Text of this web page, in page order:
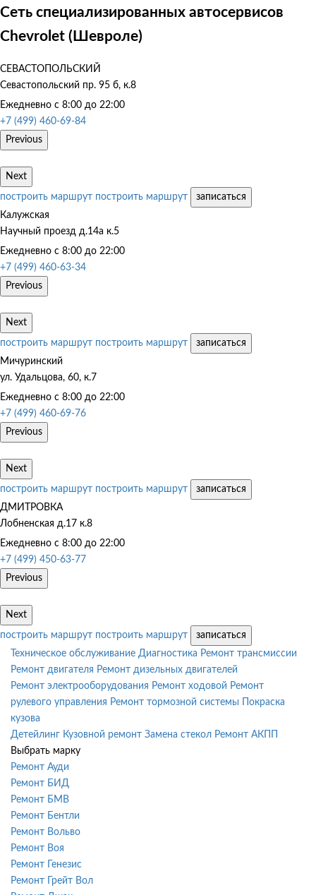
Сеть специализированных автосервисов
Chevrolet (Шевроле)
СЕВАСТОПОЛЬСКИЙ
Севастопольский пр. 95 б, к.8
Ежедневно с 8:00 до 22:00
+7 (499) 460-69-84
Previous
Next
построить маршрут построить маршрут
записаться
Калужская
Научный проезд д.14а к.5
Ежедневно с 8:00 до 22:00
+7 (499) 460-63-34
Previous
Next
построить маршрут построить маршрут
записаться
Мичуринский
ул. Удальцова, 60, к.7
Ежедневно с 8:00 до 22:00
+7 (499) 460-69-76
Previous
Next
построить маршрут построить маршрут
записаться
ДМИТРОВКА
Лобненская д.17 к.8
Ежедневно с 8:00 до 22:00
+7 (499) 450-63-77
Previous
Next
построить маршрут построить маршрут
записаться
Техническое обслуживание Диагностика Ремонт трансмиссии
Ремонт двигателя Ремонт дизельных двигателей
Ремонт электрооборудования Ремонт ходовой Ремонт
рулевого управления Ремонт тормозной системы
Покраска
кузова
Детейлинг Кузовной ремонт Замена стекол Ремонт АКПП
Выбрать марку
Ремонт Ауди
Ремонт БИД
Ремонт БМВ
Ремонт Бентли
Ремонт Вольво
Ремонт Воя
Ремонт Генезис
Ремонт Грейт Вол